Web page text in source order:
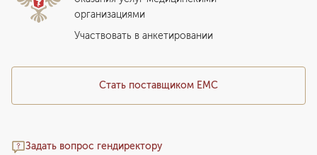
Подарочный сертификат EMC
Медицинский туризм
Стать поставщиком ЕМС
Задать вопрос гендиректору
организациями
Участвовать в анкетировании